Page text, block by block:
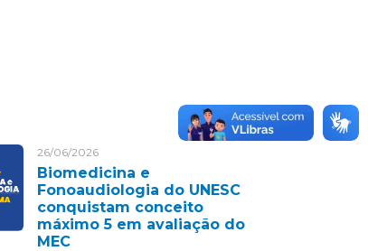
26/06/2026
Biomedicina e
Fonoaudiologia do UNESC
conquistam conceito
máximo 5 em avaliação do
MEC